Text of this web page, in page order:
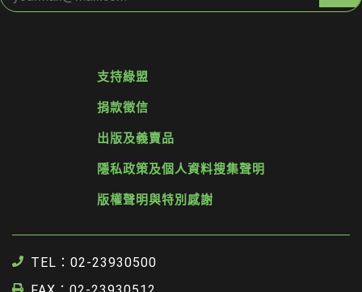
支持綠盟
捐款徵信
出版及義賣品
隱私政策及個人資料搜集聲明
版權聲明與特別感謝
TEL：02-23930500